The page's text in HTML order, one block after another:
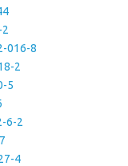
016-8
2
5
6-2
4